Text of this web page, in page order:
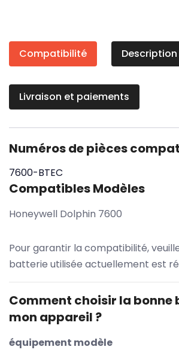
Compatibilité
Livraison et paiements
Numéros de pièces
7600-BTEC
Compatibles Modèles
Honeywell Dolphin 7600
Pour garantir la compatibilité,
batterie utilisée actuellement est
Comment choisir la bonne
mon appareil ?
équipement modèle